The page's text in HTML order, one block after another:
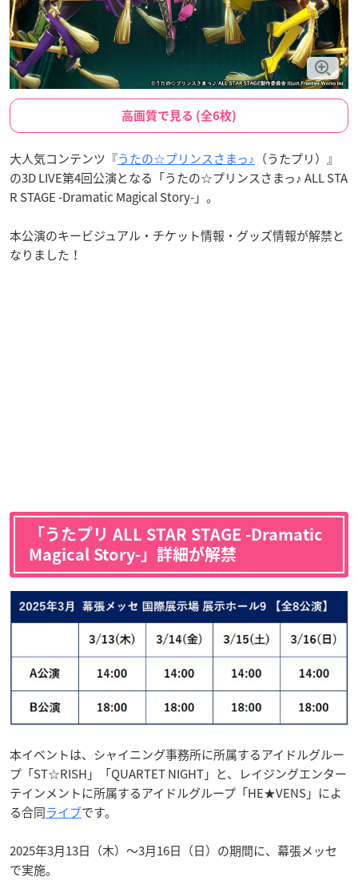
高画質で見る (全6枚)
大人気コンテンツ『うたの☆プリンスさまっ♪ （うたプリ）』
の3D LIVE第4回公演となる「うたの☆プリンスさまっ♪ ALL STA
R STAGE -Dramatic Magical Story-」。
本公演のキービジュアル・チケット情報・グッズ情報が解禁と
なりました！
「うたプリ ALL STAR STAGE -Dramatic
Magical Story-」詳細が解禁
本イベントは、シャイニング事務所に所属するアイドルグルー
プ「ST☆RISH」「QUARTET NIGHT」と、レイジングエンター
テインメントに所属するアイドルグループ「HE★VENS」によ
る合同ライブです。
2025年3月13日（木）～3月16日（日）の期間に、幕張メッセ
で実施。